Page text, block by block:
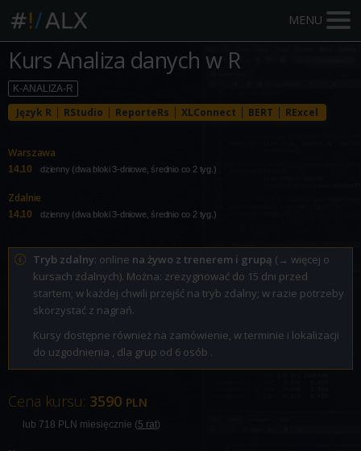
MENU
Kurs Analiza danych w R
K-ANALIZA-R
Język R RStudio ReporteRs XLConnect BERT RExcel
Warszawa
14.10 dzienny (dwa bloki 3-dniowe, średnio co 2 tyg.)
Zdalnie
14.10 dzienny (dwa bloki 3-dniowe, średnio co 2 tyg.)
Tryb zdalny: online na żywo z trenerem i grupą ( → więcej o
kursach zdalnych). Można: zrezygnować do 15 dni przed
startem; w każdej chwili przejść na tryb zdalny; w razie potrzeby
skorzystać z nagrań.
Kursy dostępne również na zamówienie, w terminie i lokalizacji
do uzgodnienia , dla grup od 6 osób .
Cena kursu: 3590 PLN
lub 718 PLN miesięcznie (5 rat)